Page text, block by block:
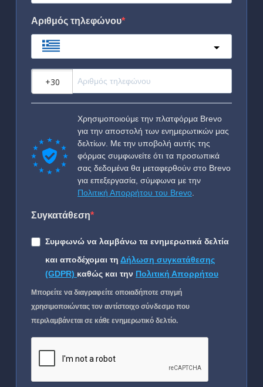
Αριθμός τηλεφώνου
Χρησιμοποιούμε την πλατφόρμα Brevo
για την αποστολή των ενημερωτικών μας
δελτίων. Με την υποβολή αυτής της
φόρμας συμφωνείτε ότι τα προσωπικά
σας δεδομένα θα μεταφερθούν στο Brevo
για επεξεργασία, σύμφωνα με την
Πολιτική Απορρήτου του Brevo
Συγκατάθεση
Συμφωνώ να λαμβάνω τα ενημερωτικά δελτία
και αποδέχομαι τη Δήλωση συγκατάθεσης
(GDPR) καθώς και την Πολιτική Απορρήτου
Μπορείτε να διαγραφείτε οποιαδήποτε στιγμή
χρησιμοποιώντας τον αντίστοιχο σύνδεσμο που
περιλαμβάνεται σε κάθε ενημερωτικό δελτίο.